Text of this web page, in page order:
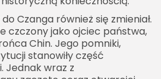
Czanga również się zmieniał.
czczony jako ojciec państwa,
Chin. Jego pomniki,
stanowiły część
Jednak wraz z